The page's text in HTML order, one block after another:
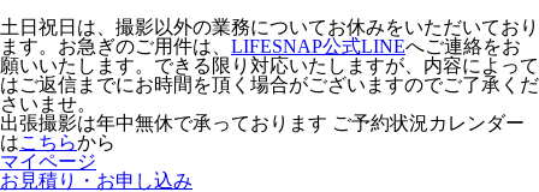
土日祝日は、撮影以外の業務についてお休みをいただいており
ます。お急ぎのご用件は、 LIFESNAP公式LINEへご連絡をお
願いいたします。できる限り対応いたしますが、内容によって
はご返信までにお時間を頂く場合がございますのでご了承くだ
さいませ。
出張撮影は年中無休で承っております ご予約状況カレンダー
はこちらから
マイページ
お見積り・お申し込み